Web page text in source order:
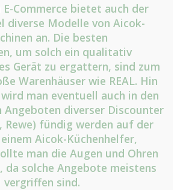
E-Commerce bietet auch der
diverse Modelle von Aicok-
an. Die besten
um solch ein qualitativ
Gerät zu ergattern, sind zum
Warenhäuser wie REAL. Hin
man eventuell auch in den
Angeboten diverser Discounter
Rewe) fündig werden auf der
einem Aicok-Küchenhelfer,
man die Augen und Ohren
da solche Angebote meistens
vergriffen sind.